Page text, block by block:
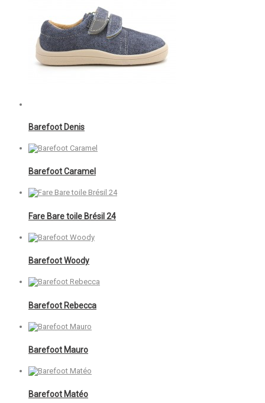
Barefoot Denis
Barefoot Caramel
Fare Bare toile Brésil 24
Barefoot Woody
Barefoot Rebecca
Barefoot Mauro
Barefoot Matéo